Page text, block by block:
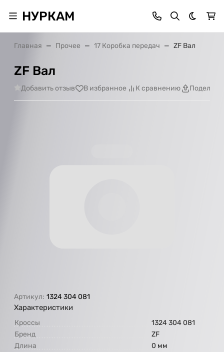
НУРКАМ Темная
Главная Прочее 17 Коробка передач ZF Вал
ZF Вал
Добавить отзыв В избранное К сравнению
Артикул: 1324 304 081
Характеристики
Кроссы
1324 304 081
Бренд
ZF
Длина
0 мм